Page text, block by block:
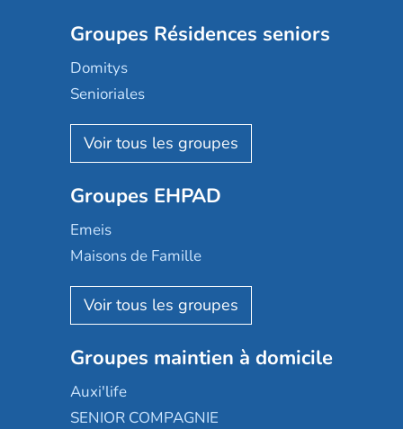
Groupes Résidences seniors
Domitys
Senioriales
Nohée
Les Résidentiels
Mobicap
Domusvi
Happy Senior
Aquarelia
Nexity edenea
Les jardins d'Arcadie
Occitalia
Appartseniors
Groupes EHPAD
Emeis
Maisons de Famille
Korian
Emera
Groupe SOS
Le Noble Âge
Almage
Groupes maintien à domicile
Auxi'life
SENIOR COMPAGNIE